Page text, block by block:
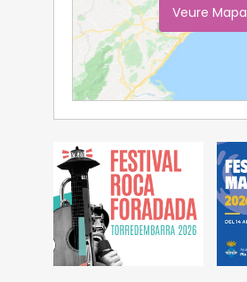
Veure Mapa